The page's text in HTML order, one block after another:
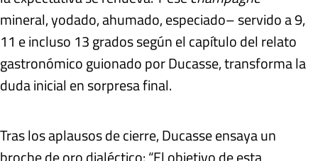
mineral, yodado, ahumado, especiado– servido a 9,
11 e incluso 13 grados según el capítulo del relato
gastronómico guionado por Ducasse, transforma la
duda inicial en sorpresa final.
Tras los aplausos de cierre, Ducasse ensaya un